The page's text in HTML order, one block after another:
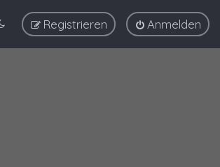
Anmelden
Registrieren